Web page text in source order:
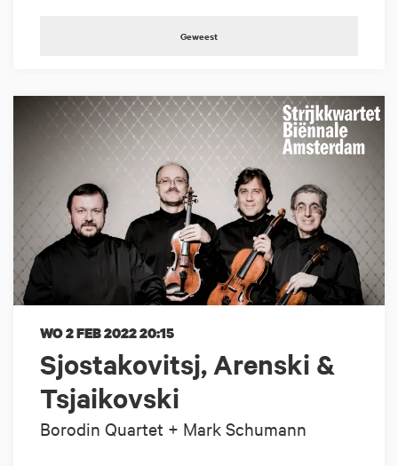
Geweest
Sjostakovitsj, Arenski &
Tsjaikovski
Borodin Quartet + Mark Schumann
WO 2 FEB 202220:15